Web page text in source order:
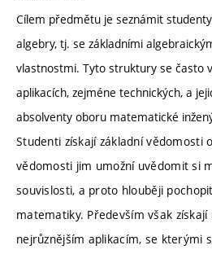
Cílem předmětu je seznámit
algebry, tj. se základními
vlastnostmi. Tyto struktury se často
aplikacích, zejméne technických, a
absolventy oboru matematické
Studenti získají základní vědomosti
vědomosti jim umožní uvědomit si
souvislosti, a proto hlouběji
matematiky. Především však
nejrůznějším aplikacím, se kterými